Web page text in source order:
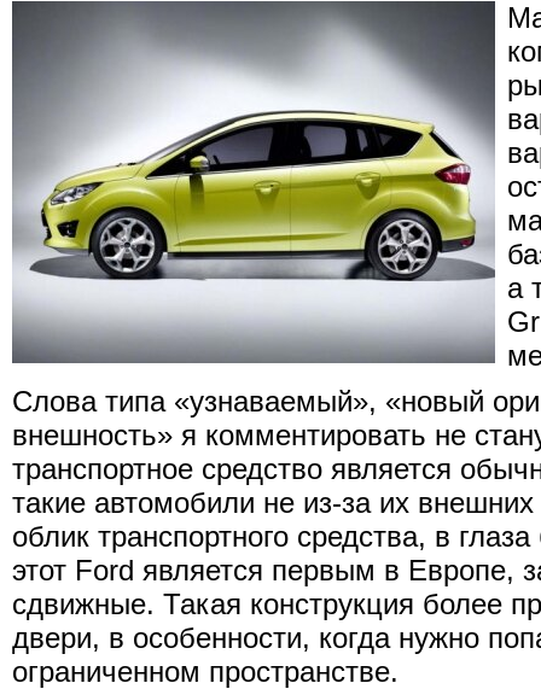
а
Слова типа «узнаваемый», «новый
внешность» я комментировать не
транспортное средство является
такие автомобили не из-за их
облик транспортного средства, в
этот Ford является первым в Европе,
сдвижные. Такая конструкция более
двери, в особенности, когда нужно
ограниченном пространстве.